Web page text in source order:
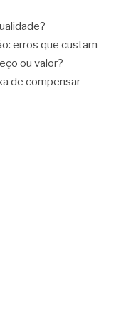
erros que custam
ou valor?
de compensar